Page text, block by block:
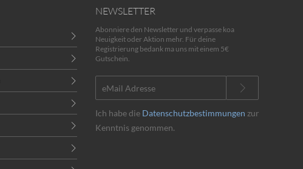
NEWSLETTER
Abonniere den Newsletter und verpasse koa
Neuigkeit oder Aktion mehr. Für deine
Registrierung bedank ma uns mit einem 5€
Gutschein.
Ich habe die Datenschutzbestimmungen zur
Kenntnis genommen.